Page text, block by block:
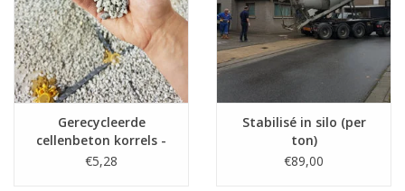
Gerecycleerde
cellenbeton korrels -
20L per zak
€5,28
Stabilisé in silo (per
ton)
€89,00